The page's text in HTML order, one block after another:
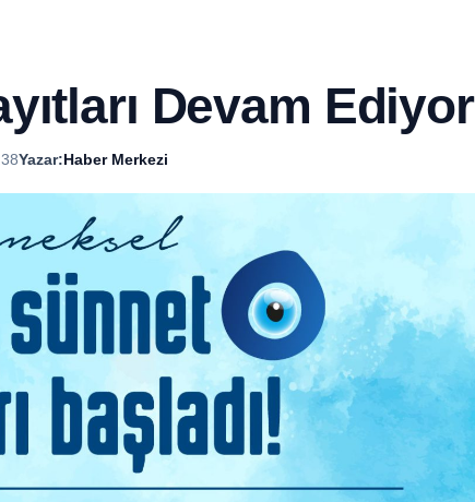
Devam Ediyor
Yazar:Haber Merkezi